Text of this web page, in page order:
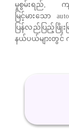
မှုစွမ်းရည်, က
မြင့်မားသော
ပြန်လည်ပြည့်ဖြို
နယ်ပယ်များတွင်